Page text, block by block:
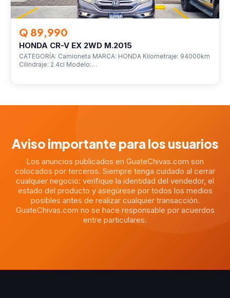
Q 89,990
HONDA CR-V EX 2WD M.2015
CATEGORÍA: Camioneta MARCA: HONDA Kilometraje: 94000km
Cilindraje: 2.4cl Modelo:…
Aviso importante para los usuarios
Los anuncios publicados en GuateChivas.com son
colocados por terceros. Siempre tenga cuidado al cerrar
cualquier negocio: verifique la identidad del vendedor, el
estado del producto y asegúrese por todos los medios
posibles antes de realizar cualquier transacción.
GuateChivas.com no se hace responsable por acuerdos
entre particulares.